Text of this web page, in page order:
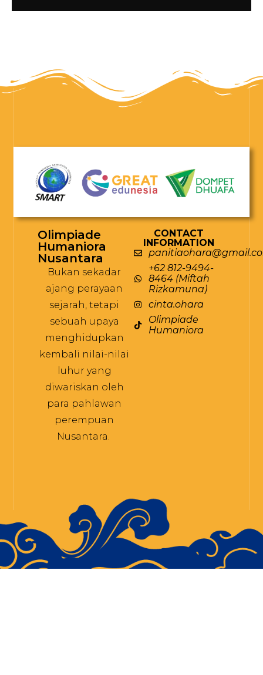
Olimpiade
Humaniora
Nusantara
Bukan sekadar
ajang perayaan
sejarah, tetapi
sebuah upaya
menghidupkan
kembali nilai-nilai
luhur yang
diwariskan oleh
para pahlawan
perempuan
Nusantara.
CONTACT
INFORMATION
+62 812-9494-
8464 (Miftah
Rizkamuna)
cinta.ohara
Olimpiade
Humaniora